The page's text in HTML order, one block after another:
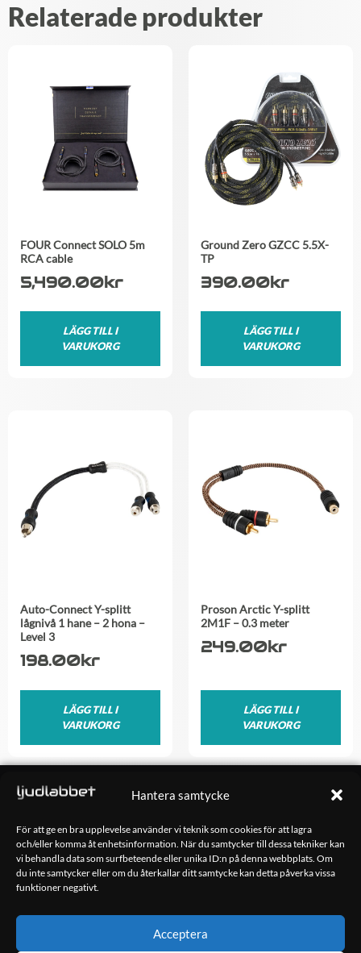
Hantera samtycke
För att ge en bra upplevelse använder vi teknik som cookies för att lagra
och/eller komma åt enhetsinformation. När du samtycker till dessa tekniker kan
vi behandla data som surfbeteende eller unika ID:n på denna webbplats. Om
du inte samtycker eller om du återkallar ditt samtycke kan detta påverka vissa
funktioner negativt.
Acceptera
Relaterade produkter
FOUR Connect SOLO 5m
RCA cable
5,490.00kr
LÄGG TILL I
VARUKORG
Ground Zero GZCC 5.5X-
TP
390.00kr
LÄGG TILL I
VARUKORG
Auto-Connect Y-splitt
lågnivå 1 hane – 2 hona –
Level 3
198.00kr
LÄGG TILL I
VARUKORG
Proson Arctic Y-splitt
2M1F – 0.3 meter
249.00kr
LÄGG TILL I
VARUKORG
OM OSS
Ljudlabbet är en del av Kungshamns Bildepå – Ljudlabbet i
Sotenäs AB.
KONTAKT
Klippsjövägen 5
456 34 Kungshamn